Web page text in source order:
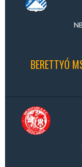
BERETTYÓ